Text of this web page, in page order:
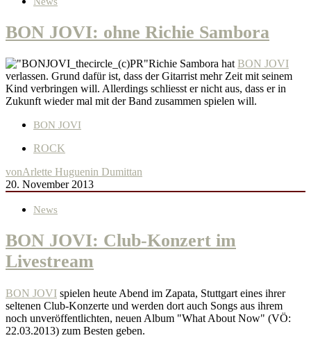
BON JOVI: ohne Richie Sambora
Richie Sambora hat BON JOVI
verlassen. Grund dafür ist, dass der Gitarrist mehr Zeit mit seinem
Kind verbringen will. Allerdings schliesst er nicht aus, dass er in
Zukunft wieder mal mit der Band zusammen spielen will.
BON JOVI
ROCK
vonArlette Huguenin Dumittan
20. November 2013
News
BON JOVI: Club-Konzert im
Livestream
BON JOVI spielen heute Abend im Zapata, Stuttgart eines ihrer
seltenen Club-Konzerte und werden dort auch Songs aus ihrem
noch unveröffentlichten, neuen Album "What About Now" (VÖ:
22.03.2013) zum Besten geben.